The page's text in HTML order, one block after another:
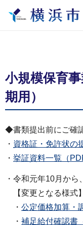
小規模保育
期用）
◆書類提出前にご確
・ 資格証・免許状の
・ 挙証資料一覧（
・令和元年10月から
【変更となる様式】
・ 公定価格加算・
・ 補足給付確認書